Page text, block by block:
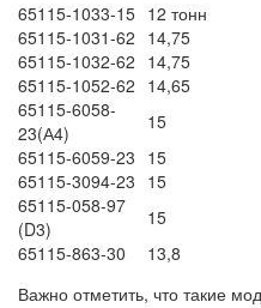
65115-1033-15 12 тонн
65115-1031-62 14,75
65115-1032-62 14,75
65115-1052-62 14,65
65115-6058-
23(А4)
15
65115-6059-23 15
65115-3094-23 15
65115-058-97
(D3)
15
65115-863-30
13,8
Важно отметить, что такие